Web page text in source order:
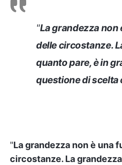
"La grandezza non
delle circostanze.
quanto pare, è in
questione di scelta
"La grandezza non è una
circostanze. La